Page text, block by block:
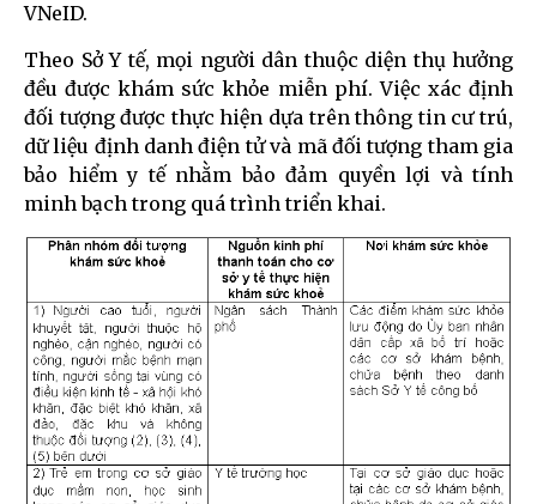
VNeID.
Theo Sở Y tế, mọi người dân thuộc diện thụ hưởng
đều được khám sức khỏe miễn phí. Việc xác định
đối tượng được thực hiện dựa trên thông tin cư trú,
dữ liệu định danh điện tử và mã đối tượng tham gia
bảo hiểm y tế nhằm bảo đảm quyền lợi và tính
minh bạch trong quá trình triển khai.